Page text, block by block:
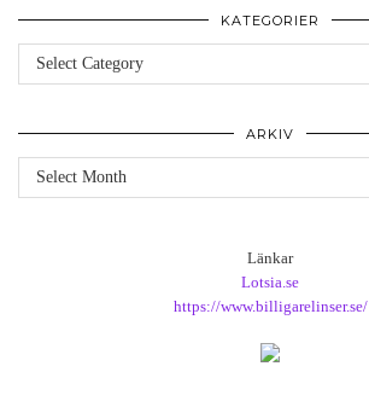
KATEGORIER
Kategorier
ARKIV
Arkiv
Länkar
Lotsia.se
https://www.billigarelinser.se/